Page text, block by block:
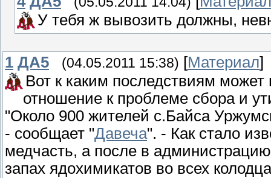
У тебя ж вывозить должны,
1 ДА5 (04.05.2011 15:38) [Материал]
Вот к каким последствиям
отношение к проблеме сбора и
"Около 900 жителей с.Байса
- сообщает "Давеча". - Как стало
медчасть, а после в
запах ядохимикатов во всех